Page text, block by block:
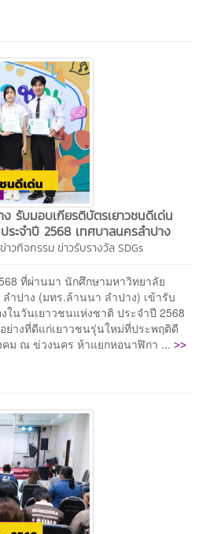
รับมอบเกียรติบัตรเยาวชนดีเด่น
ระจำปี 2568 เทศบาลนครลำปาง
ข่าวกิจกรรมข่าวรับรางวัลSDGs
ที่ผ่านมา นักศึกษามหาวิทยาลัย
ำปาง (มทร.ล้านนา ลำปาง) เข้ารับ
ในวันเยาวชนแห่งชาติ ประจำปี 2568
ย่างที่ดีแก่เยาวชนรุ่นใหม่ที่ประพฤติดี
ม ณ ข่วงนคร ห้าแยกหอนาฬิกา ... >>